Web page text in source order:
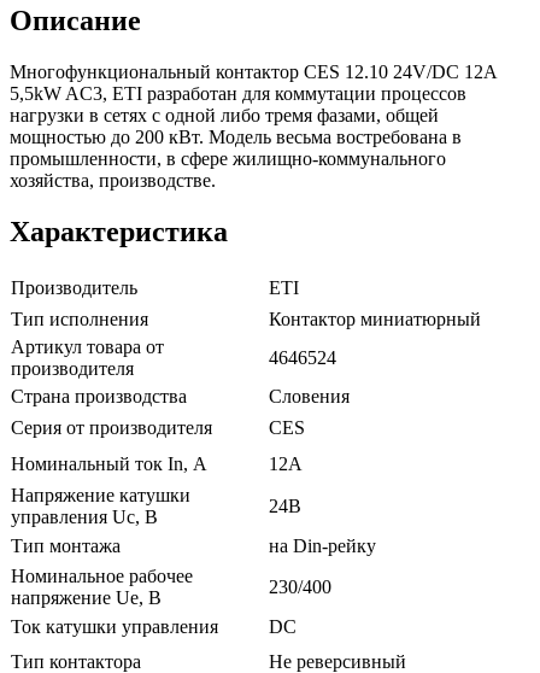
Описание
Многофункциональный контактор CES 12.10 24V/DC 12A
5,5kW AC3, ETI разработан для коммутации процессов
нагрузки в сетях с одной либо тремя фазами, общей
мощностью до 200 кВт. Модель весьма востребована в
промышленности, в сфере жилищно-коммунального
хозяйства, производстве.
Характеристика
Производитель
ETI
Тип исполнения
Контактор миниатюрный
Артикул товара от
производителя
4646524
Страна производства
Словения
Серия от производителя
CES
Номинальный ток In, А
12А
Напряжение катушки
управления Uc, В
24В
Тип монтажа
на Din-рейку
Номинальное рабочее
напряжение Ue, В
230/400
Ток катушки управления
DС
Тип контактора
Не реверсивный